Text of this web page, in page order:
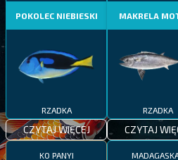
POKOLEC NIEBIESKI
RZADKA
CZYTAJ WIĘCEJ
MAKRELA
RZADKA
CZYTAJ
KO PANYI